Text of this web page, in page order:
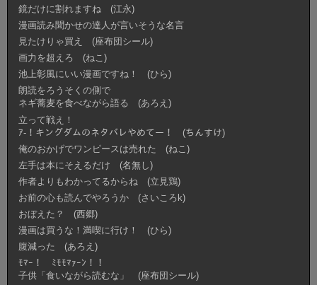
鏡だけに割れますね (江永)
漫画読み聞かせの達人が言いそうな名言
見たけりゃ買え (座布団シール)
画力を超えろ (ねこ)
池上彰風にいい漫画ですね！ (ひら)
朗読をろうそくの側で
ネギ蕎麦を食べながら語る (あろえ)
立って戦え！
ｱ-！キングダムのネタバレやめてー！ (ちんすけ)
俺のおかげでワンピースは売れた (ねこ)
左手は本にそえるだけ (名無し)
作者よりもわかってるからね (立見鶏)
お前の心も読んでやろうか (さいころk)
おぼえた？ (西郷)
漫画は買うな！満喫に行け！ (ひら)
腹減った (あろえ)
ﾓﾏｰ！ ﾐﾓﾓﾏｧｰﾝ！！
子供「食いながら読むな」 (座布団シール)